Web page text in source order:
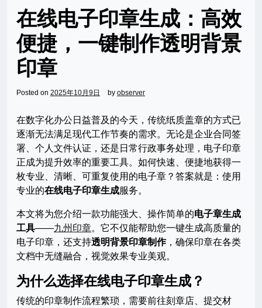
在线电子印章生成：高效
便捷，一键制作透明背景
印章
Posted on 2025年10月9日 by observer
在数字化办公日益普及的今天，传统纸质盖章的方式已
逐渐无法满足现代工作节奏的需求。无论是企业合同签
署、个人文件认证，还是日常行政事务处理，电子印章
正成为提升效率的重要工具。如何快速、便捷地获得一
枚专业、清晰、可重复使用的电子章？答案就是：使用
专业的在线电子印章生成服务。
本文将为您介绍一款功能强大、操作简单的电子章生成
工具——九州印章。它不仅能帮助您一键生成高质量的
电子印章，还支持透明背景印章制作，确保印章在各类
文档中无缝融合，视觉效果专业美观。
为什么选择在线电子印章生成？
传统的印章制作流程繁琐，需要前往刻章店、提交材